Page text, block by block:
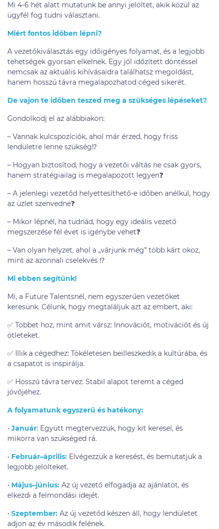
Mi 4-6 hét alatt mutatunk be annyi jelöltet, akik közül az
ügyfél fog tudni választani.
Miért fontos időben lépni?
A vezetőkiválasztás egy időigényes folyamat, és a legjobb
tehetségek gyorsan elkelnek. Egy jól időzített döntéssel
nemcsak az aktuális kihívásaidra találhatsz megoldást,
hanem hosszú távra megalapozhatod céged sikerét.
De vajon te időben teszed meg a szükséges lépéseket?
Gondolkodj el az alábbiakon:
– Vannak kulcspozíciók, ahol már érzed, hogy friss
lendületre lenne szükség⁉️
– Hogyan biztosítod, hogy a vezetői váltás ne csak gyors,
hanem stratégiailag is megalapozott legyen❓
– A jelenlegi vezetőd helyettesíthető-e időben anélkül, hogy
az üzlet szenvedne❓
– Mikor lépnél, ha tudnád, hogy egy ideális vezető
megszerzése fél évet is igénybe vehet❓
– Van olyan helyzet, ahol a „várjunk még” több kárt okoz,
mint az azonnali cselekvés ⁉️
Mi ebben segítünk!
Mi, a Future Talentsnél, nem egyszerűen vezetőket
keresünk. Célunk, hogy megtaláljuk azt az embert, aki:
✅ Többet hoz, mint amit vársz: Innovációt, motivációt és új
ötleteket.
✅ Illik a cégedhez: Tökéletesen beilleszkedik a kultúrába, és
a csapatot is inspirálja.
✅ Hosszú távra tervez: Stabil alapot teremt a céged
jövőjéhez.
A folyamatunk egyszerű és hatékony:
• Január: Együtt megtervezzük, hogy kit keresel, és
mikorra van szükséged rá.
• Február–április: Elvégezzük a keresést, és bemutatjuk a
legjobb jelölteket.
• Május–június: Az új vezető elfogadja az ajánlatot, és
elkezdi a felmondási idejét.
• Szeptember: Az új vezetőd készen áll, hogy lendületet
adjon az év második felének.